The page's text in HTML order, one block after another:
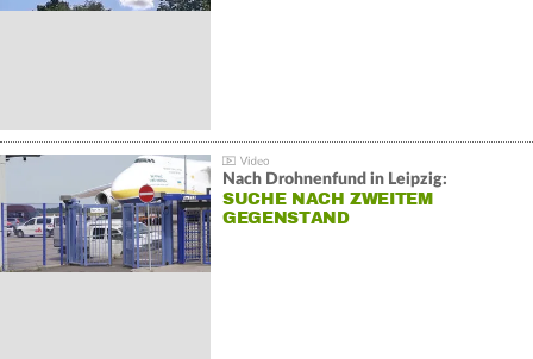
Nach Drohnenfund in Leipzig:
SUCHE NACH ZWEITEM
GEGENSTAND